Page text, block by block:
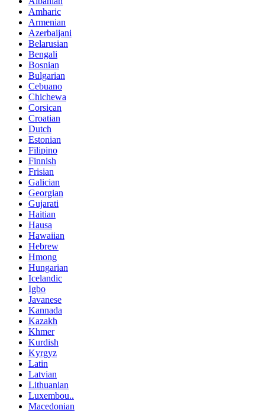
Amharic
Armenian
Azerbaijani
Belarusian
Bengali
Bosnian
Bulgarian
Cebuano
Chichewa
Corsican
Croatian
Dutch
Estonian
Filipino
Finnish
Frisian
Galician
Georgian
Gujarati
Haitian
Hausa
Hawaiian
Hebrew
Hmong
Hungarian
Icelandic
Igbo
Javanese
Kannada
Kazakh
Khmer
Kurdish
Kyrgyz
Latin
Latvian
Lithuanian
Luxembou..
Macedonian